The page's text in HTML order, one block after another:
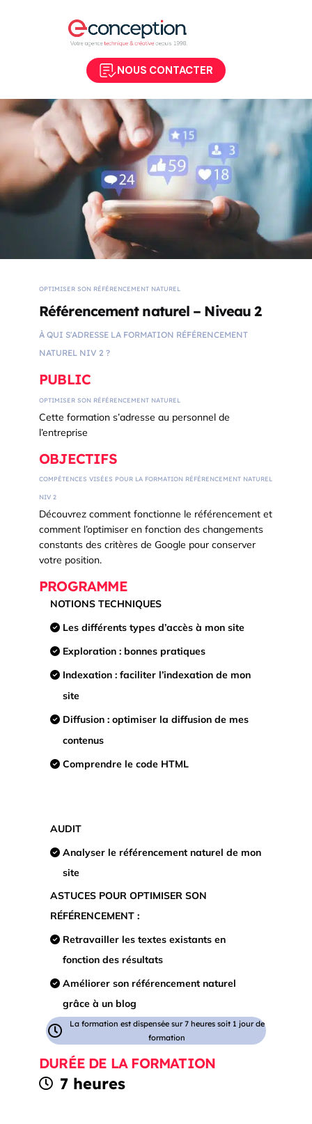
NOUS CONTACTER
OPTIMISER SON RÉFÉRENCEMENT NATUREL
Référencement naturel – Niveau 2
À QUI S'ADRESSE LA FORMATION RÉFÉRENCEMENT
NATUREL NIV 2 ?
PUBLIC
OPTIMISER SON RÉFÉRENCEMENT NATUREL
Cette formation s’adresse au personnel de
l’entreprise
OBJECTIFS
COMPÉTENCES VISÉES POUR LA FORMATION RÉFÉRENCEMENT NATUREL
NIV 2
Découvrez comment fonctionne le référencement et
comment l’optimiser en fonction des changements
constants des critères de Google pour conserver
votre position.
PROGRAMME
NOTIONS TECHNIQUES
Les différents types d’accès à mon site
Exploration : bonnes pratiques
Indexation : faciliter l’indexation de mon
site
Diffusion : optimiser la diffusion de mes
contenus
Comprendre le code HTML
AUDIT
Analyser le référencement naturel de mon
site
ASTUCES POUR OPTIMISER SON
RÉFÉRENCEMENT :
Retravailler les textes existants en
fonction des résultats
Améliorer son référencement naturel
grâce à un blog
La formation est dispensée sur 7 heures soit 1 jour de
formation
DURÉE DE LA FORMATION
7 heures